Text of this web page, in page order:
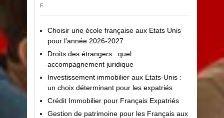
F
Choisir une école française aux Etats Unis
pour l’année 2026-2027.
Droits des étrangers : quel
accompagnement juridique
Investissement immobilier aux Etats-Unis :
un choix déterminant pour les expatriés
Crédit Immobilier pour Français Expatriés
Gestion de patrimoine pour les Français aux